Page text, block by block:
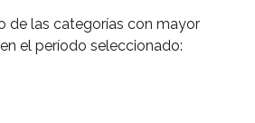
de las categorías con mayor
el período seleccionado: